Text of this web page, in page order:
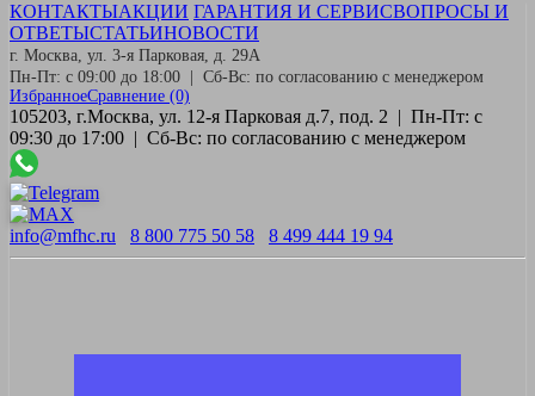
КОНТАКТЫАКЦИИ ГАРАНТИЯ И СЕРВИСВОПРОСЫ И
ОТВЕТЫСТАТЬИНОВОСТИ
г. Москва, ул. 3-я Парковая, д. 29А
Пн-Пт: с 09:00 до 18:00 | Сб-Вс: по согласованию с менеджером
ИзбранноеСравнение (0)
105203, г.Москва, ул. 12-я Парковая д.7, под. 2 | Пн-Пт: с
09:30 до 17:00 | Сб-Вс: по согласованию с менеджером
info@mfhc.ru 8 800 775 50 58 8 499 444 19 94